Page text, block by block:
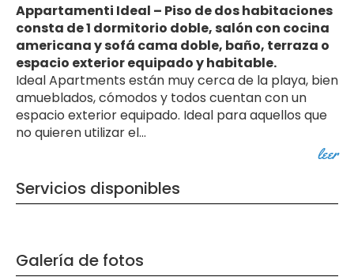
Appartamenti Ideal – Piso de dos habitaciones
consta de 1 dormitorio doble, salón con cocina
americana y sofá cama doble, baño, terraza o
espacio exterior equipado y habitable.
Ideal Apartments están muy cerca de la playa, bien
amueblados, cómodos y todos cuentan con un
espacio exterior equipado. Ideal para aquellos que
no quieren utilizar el...
leer
Servicios disponibles
Galería de fotos